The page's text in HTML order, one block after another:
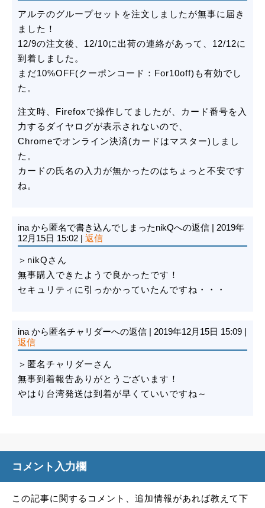
アルテのグループセットを注文しましたが無事に届き
ました！
12/9の注文後、12/10に出荷の連絡があって、12/12に
到着しました。
まだ10%OFF(クーポンコード：For10off)も有効でし
た。
注文時、Firefoxで操作してましたが、カード番号を入
力するダイヤログが表示されないので、
Chromeでオンライン決済(カードはマスター)しまし
た。
カードの氏名の入力が無かったのはちょっと不安です
ね。
ina から匿名で書き込んでしまったnikQへの返信 | 2019年
12月15日 15:02 | 返信
＞nikQさん
無事購入できたようで良かったです！
セキュリティに引っかかっていたんですね・・・
ina から匿名チャリダーへの返信 | 2019年12月15日 15:09 |
返信
＞匿名チャリダーさん
無事到着報告ありがとうございます！
やはり台湾発送は到着が早くていいですね～
コメント入力欄
この記事に関するコメント、追加情報があれば教えて下